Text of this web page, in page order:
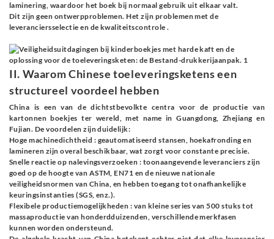
laminering, waardoor het boek bij normaal gebruik uit elkaar valt.
Dit zijn geen ontwerpproblemen. Het zijn problemen met de
leveranciersselectie en de kwaliteitscontrole .
II. Waarom Chinese toeleveringsketens een
structureel voordeel hebben
China is een van de dichtstbevolkte centra voor de productie van
kartonnen boekjes ter wereld, met name in Guangdong, Zhejiang en
Fujian. De voordelen zijn duidelijk:
Hoge machinedichtheid : geautomatiseerd stansen, hoekafronding en
lamineren zijn overal beschikbaar, wat zorgt voor constante precisie.
Snelle reactie op nalevingsverzoeken : toonaangevende leveranciers zijn
goed op de hoogte van ASTM, EN71 en de nieuwe nationale
veiligheidsnormen van China, en hebben toegang tot onafhankelijke
keuringsinstanties (SGS, enz.).
Flexibele productiemogelijkheden : van kleine series van 500 stuks tot
massaproductie van honderdduizenden, verschillende merkfasen
kunnen worden ondersteund.